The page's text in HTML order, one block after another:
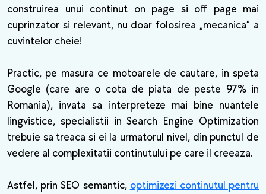
construirea unui continut on page si off page mai
cuprinzator si relevant, nu doar folosirea „mecanica” a
cuvintelor cheie!
Practic, pe masura ce motoarele de cautare, in speta
Google (care are o cota de piata de peste 97% in
Romania), invata sa interpreteze mai bine nuantele
lingvistice, specialistii in Search Engine Optimization
trebuie sa treaca si ei la urmatorul nivel, din punctul de
vedere al complexitatii continutului pe care il creeaza.
Astfel, prin SEO semantic, optimizezi continutul pentru